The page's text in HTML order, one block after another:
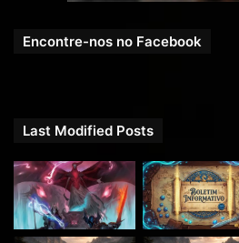
Encontre-nos no Facebook
Last Modified Posts